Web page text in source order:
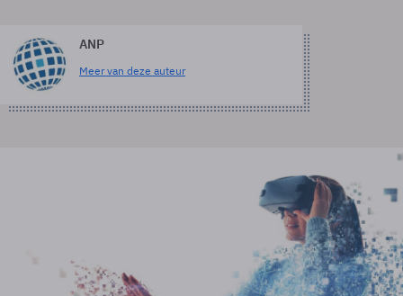
ANP
Meer van deze auteur